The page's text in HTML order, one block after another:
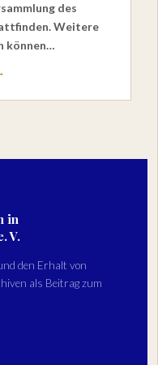
des
Weitere
können…
in
V.
den Erhalt von
als Beitrag zum